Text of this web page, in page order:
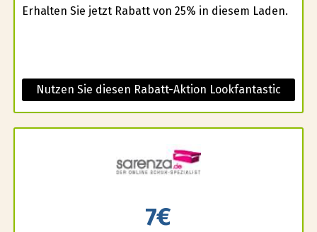
Erhalten Sie jetzt Rabatt von 25% in diesem Laden.
Nutzen Sie diesen Rabatt-Aktion Lookfantastic
7€